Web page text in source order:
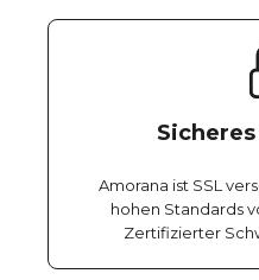
Amorana ist SSL
hohen Standards
Zertifizierter